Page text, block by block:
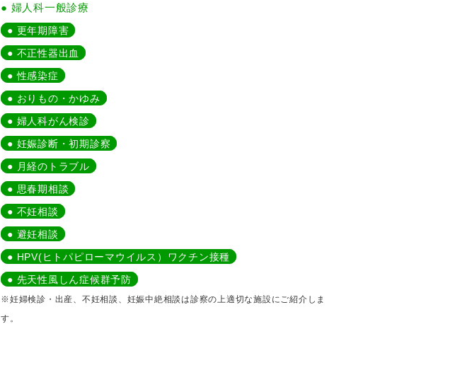
● 婦人科一般診療
● 更年期障害
● 不正性器出血
● 性感染症
● おりもの・かゆみ
● 婦人科がん検診
● 妊娠診断・初期診察
● 月経のトラブル
● 思春期相談
● 不妊相談
● 避妊相談
● HPV(ヒトパピローマウイルス）ワクチン接種
● 先天性風しん症候群予防
※妊婦検診・出産、不妊相談、妊娠中絶相談は診察の上適切な施設にご紹介しま
す。